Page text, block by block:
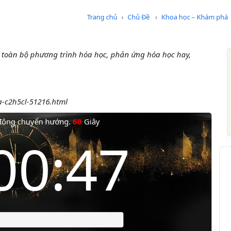
Trang chủ Chủ Đề Khoa học – Khám phá
toàn bộ phương trình hóa học, phản ứng hóa học hay,
c2h5cl-51216.html
chuyển hướng.60Giây
gian còn lại